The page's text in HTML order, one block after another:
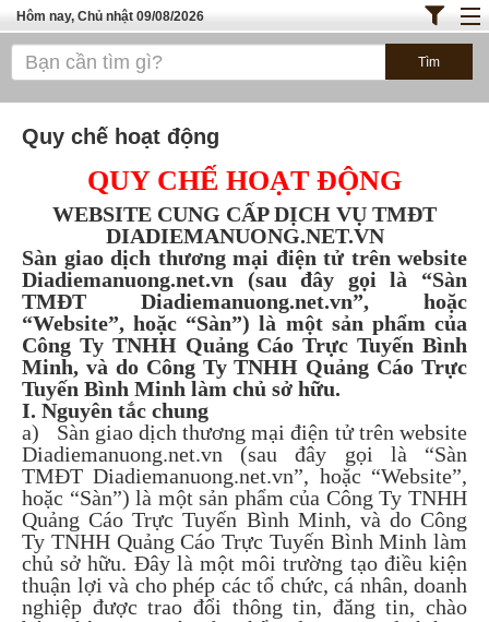
Hôm nay, Chủ nhật 09/08/2026
Trang chủ
Bánh - Đồ Ăn Vặt
Thực Phẩm Nông Hải Sản
TOP QUÁN ĂN
ĐỊA ĐIỂM ĂN UỐNG HÀ NỘI
Quy chế hoạt động
QUY CHẾ HOẠT ĐỘNG
WEBSITE CUNG CẤP DỊCH VỤ TMĐT
DIADIEMANUONG.NET.VN
Sàn giao dịch thương mại điện tử trên website
Diadiemanuong.net.vn (sau đây gọi là “Sàn
TMĐT Diadiemanuong.net.vn”, hoặc
“Website”, hoặc “Sàn”) là một sản phẩm của
Công Ty TNHH Quảng Cáo Trực Tuyến Bình
Minh, và do Công Ty TNHH Quảng Cáo Trực
Tuyến Bình Minh làm chủ sở hữu.
I. Nguyên tắc chung
a) Sàn giao dịch thương mại điện tử trên website
Diadiemanuong.net.vn (sau đây gọi là “Sàn
TMĐT Diadiemanuong.net.vn”, hoặc “Website”,
hoặc “Sàn”) là một sản phẩm của Công Ty TNHH
Quảng Cáo Trực Tuyến Bình Minh, và do Công
Ty TNHH Quảng Cáo Trực Tuyến Bình Minh làm
chủ sở hữu. Đây là một môi trường tạo điều kiện
thuận lợi và cho phép các tổ chức, cá nhân, doanh
nghiệp được trao đổi thông tin, đăng tin, chào